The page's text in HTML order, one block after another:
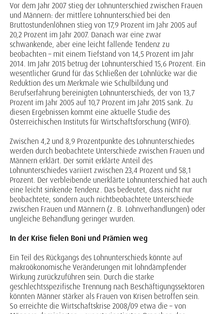
Vor dem Jahr 2007 stieg der Lohnunterschied zwischen Frauen
und Männern: der mittlere Lohnunterschied bei den
Bruttostundenlöhnen stieg von 17,9 Prozent im Jahr 2005 auf
20,2 Prozent im Jahr 2007. Danach war eine zwar
schwankende, aber eine leicht fallende Tendenz zu
beobachten – mit einem Tiefstand von 14,5 Prozent im Jahr
2014. Im Jahr 2015 betrug der Lohnunterschied 15,6 Prozent. Ein
wesentlicher Grund für das Schließen der Lohnlücke war die
Reduktion des um Merkmale wie Schulbildung und
Berufserfahrung bereinigten Lohnunterschieds, der von 13,7
Prozent im Jahr 2005 auf 10,7 Prozent im Jahr 2015 sank. Zu
diesen Ergebnissen kommt eine aktuelle Studie des
Österreichischen Instituts für Wirtschaftsforschung (WIFO).
Zwischen 4,2 und 8,9 Prozentpunkte des Lohnunterschiedes
werden durch beobachtete Unterschiede zwischen Frauen und
Männern erklärt. Der somit erklärte Anteil des
Lohnunterschiedes variiert zwischen 23,4 Prozent und 58,1
Prozent. Der verbleibende unerklärte Lohnunterschied hat auch
eine leicht sinkende Tendenz. Das bedeutet, dass nicht nur
beobachtete, sondern auch nichtbeobachtete Unterschiede
zwischen Frauen und Männern (z. B. Lohnverhandlungen) oder
ungleiche Behandlung geringer wurden.
In der Krise fielen Boni und Prämien weg
Ein Teil des Rückgangs des Lohnunterschieds könnte auf
makroökonomische Veränderungen mit lohndämpfender
Wirkung zurückzuführen sein. Durch die starke
geschlechtsspezifische Trennung nach Beschäftigungssektoren
könnten Männer stärker als Frauen von Krisen betroffen sein.
So erreichte die Wirtschaftskrise 2008/09 etwa die – von